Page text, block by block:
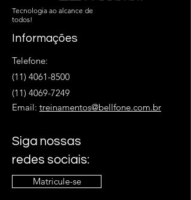
Tecnologia ao alcance de
todos!
Informações
Telefone:
(11) 4061-8500
(11) 4069-7249
Email: treinamentos@bellfone.com.br
Siga nossas
redes sociais:
Matricule-se